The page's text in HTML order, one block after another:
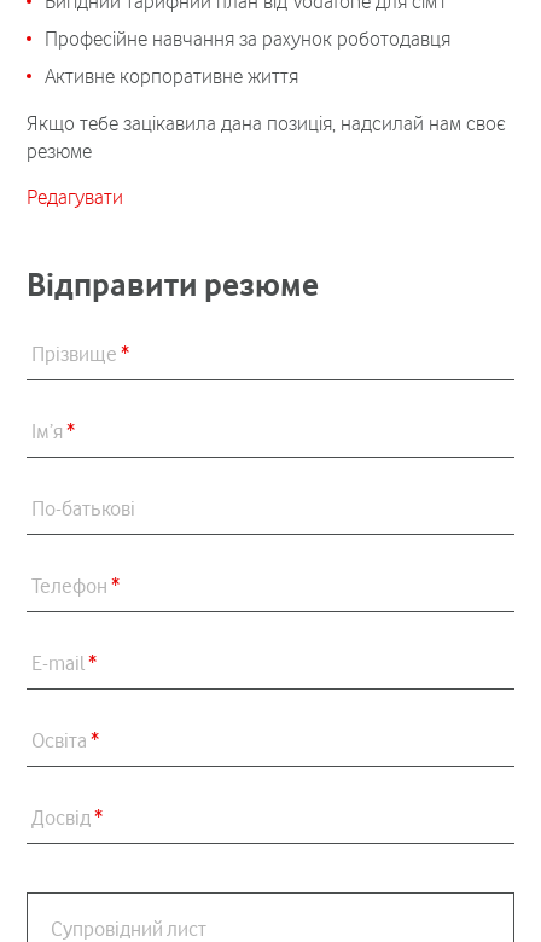
Професійне навчання за рахунок роботодавця
Активне корпоративне життя
Якщо тебе зацікавила дана позиція, надсилай нам своє
резюме
Редагувати
Відправити резюме
Прізвище *
Ім’я *
По-батькові
Телефон *
E-mail*
Освіта *
Досвід*
Супровідний лист